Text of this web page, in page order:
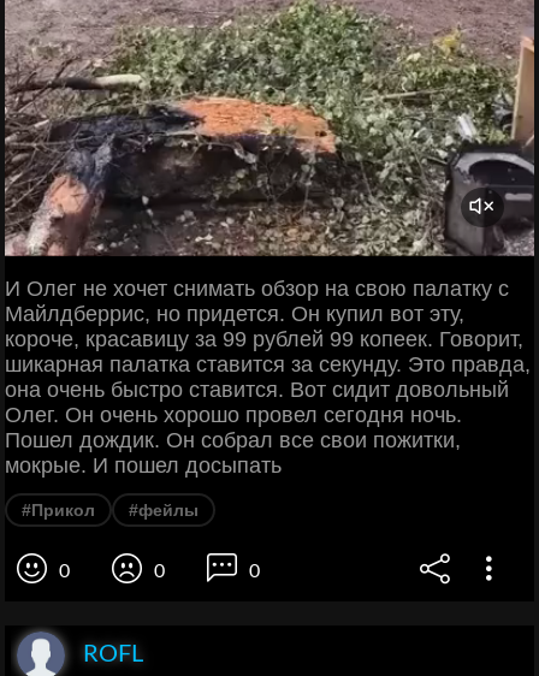
И Олег не хочет снимать обзор на свою палатку с
Майлдберрис, но придется. Он купил вот эту,
короче, красавицу за 99 рублей 99 копеек. Говорит,
шикарная палатка ставится за секунду. Это правда,
она очень быстро ставится. Вот сидит довольный
Олег. Он очень хорошо провел сегодня ночь.
Пошел дождик. Он собрал все свои пожитки,
мокрые. И пошел досыпать
#Прикол #фейлы
0 0 0
ROFL